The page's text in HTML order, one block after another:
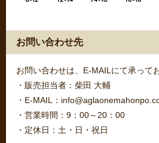
お問い合わせ先
お問い合わせは、E-MAILにて承って
・販売担当者：柴田 大輔
・E-MAIL：
・営業時間：9：00～20：00
・定休日：土・日・祝日